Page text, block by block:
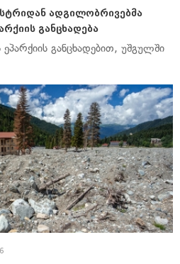
ადგილობრივებმა
განცხადება
ეპარქიის განცხადებით, უშგულში